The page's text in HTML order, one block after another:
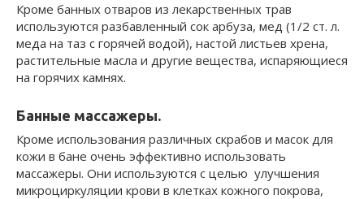
Кроме банных отваров из лекарственных трав
используются разбавленный сок арбуза, мед (1/2 ст. л.
меда на таз с горячей водой), настой листьев хрена,
растительные масла и другие вещества, испаряющиеся
на го­рячих камнях.
Банные массажеры.
Кроме использования различных скрабов и масок для
кожи в бане очень эффективно использовать
массажеры. Они используются с целью улучшения
микроциркуляции крови в клетках кожного покрова,